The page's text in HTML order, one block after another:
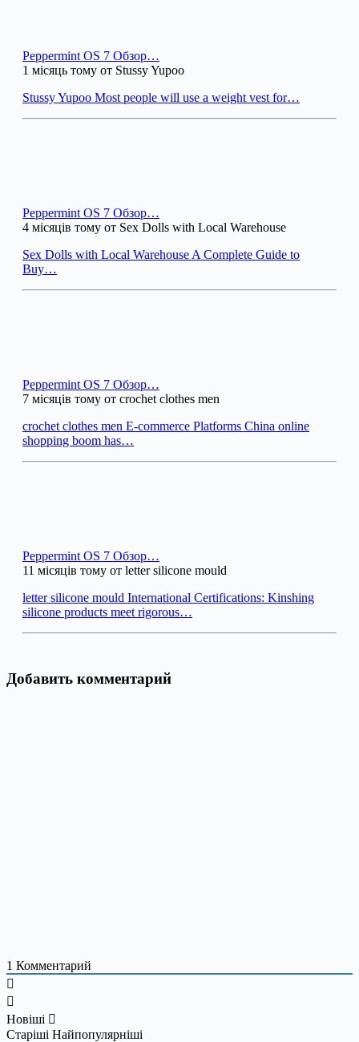
Peppermint OS 7 Обзор…
1 місяць тому от Stussy Yupoo
Stussy Yupoo Most people will use a weight vest for…
Peppermint OS 7 Обзор…
4 місяців тому от Sex Dolls with Local Warehouse
Sex Dolls with Local Warehouse A Complete Guide to
Buy…
Peppermint OS 7 Обзор…
7 місяців тому от crochet clothes men
crochet clothes men E-commerce Platforms China online
shopping boom has…
Peppermint OS 7 Обзор…
11 місяців тому от letter silicone mould
letter silicone mould International Certifications: Kinshing
silicone products meet rigorous…
Добавить комментарий
1 Комментарий
Новіші
Старіші Найпопулярніші